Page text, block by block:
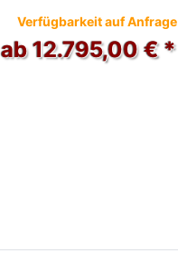
Verfügbarkeit auf Anfrage
ab 12.795,00 € *